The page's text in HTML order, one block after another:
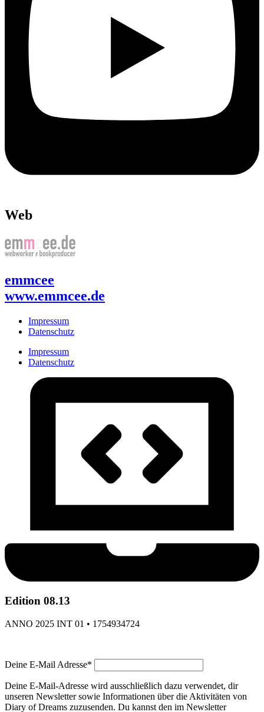
Web
emmcee
www.emmcee.de
Impressum
Datenschutz
Impressum
Datenschutz
Edition 08.13
ANNO 2025 INT 01 • 1754934724
Deine E-Mail Adresse*
Deine E-Mail-Adresse wird ausschließlich dazu verwendet, dir
unseren Newsletter sowie Informationen über die Aktivitäten von
Diary of Dreams zuzusenden. Du kannst den im Newsletter